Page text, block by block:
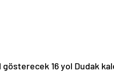
gösterecek 16 yol Dudak